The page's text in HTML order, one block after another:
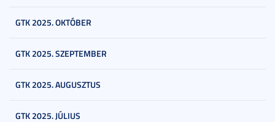
GTK 2025. OKTÓBER
GTK 2025. SZEPTEMBER
GTK 2025. AUGUSZTUS
GTK 2025. JÚLIUS